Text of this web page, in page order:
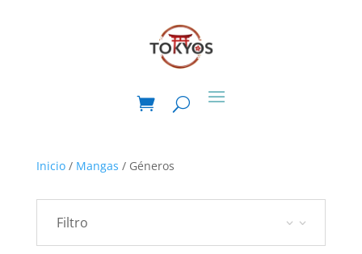
Inicio/ Mangas / Géneros
Filtro